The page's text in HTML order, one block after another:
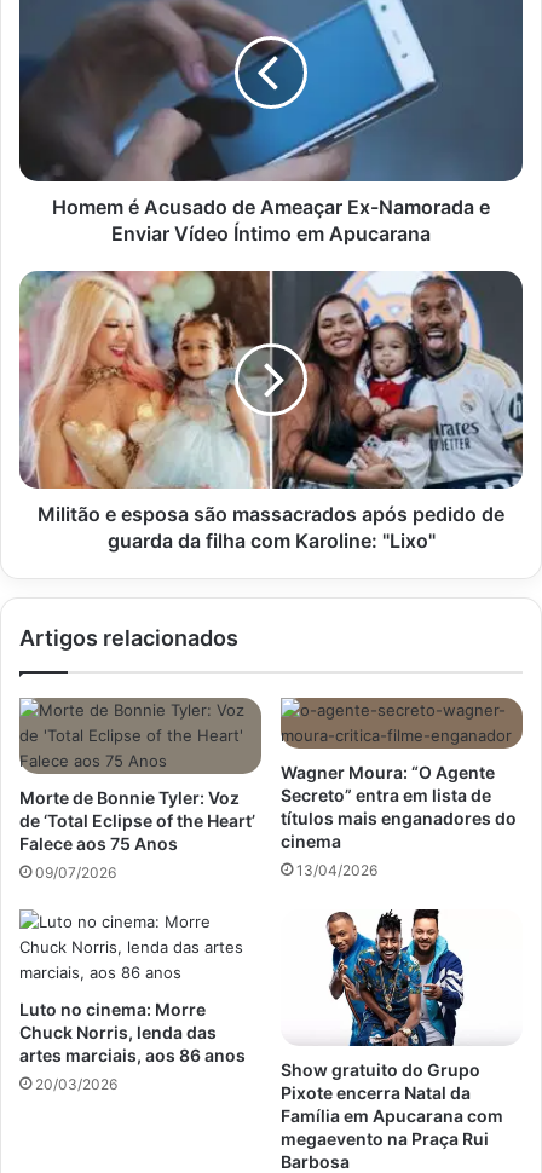
Enviar
Vídeo
Apucarana
Homem é Acusado de Ameaçar Ex-Namorada e
Enviar Vídeo Íntimo em Apucarana
Militão
e
esposa
são
massacrados
após
pedido
de
guarda
Militão e esposa são massacrados após pedido de
guarda da filha com Karoline: "Lixo"
Artigos relacionados
Morte de Bonnie Tyler: Voz
de ‘Total Eclipse of the Heart’
Falece aos 75 Anos
09/07/2026
Wagner Moura: “O Agente
Secreto” entra em lista de
títulos mais enganadores do
cinema
13/04/2026
Luto no cinema: Morre
Chuck Norris, lenda das
artes marciais, aos 86 anos
20/03/2026
Show gratuito do Grupo
Pixote encerra Natal da
Família em Apucarana com
megaevento na Praça Rui
Barbosa